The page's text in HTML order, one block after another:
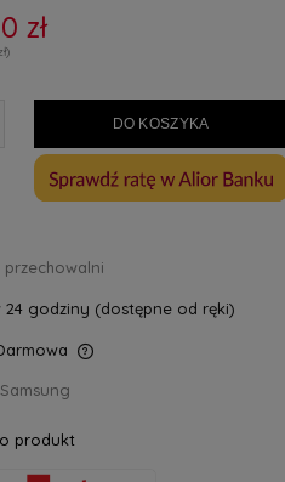
zł
DO KOSZYKA
24 godziny (dostępne od ręki)
kosztów
Samsung
produkt